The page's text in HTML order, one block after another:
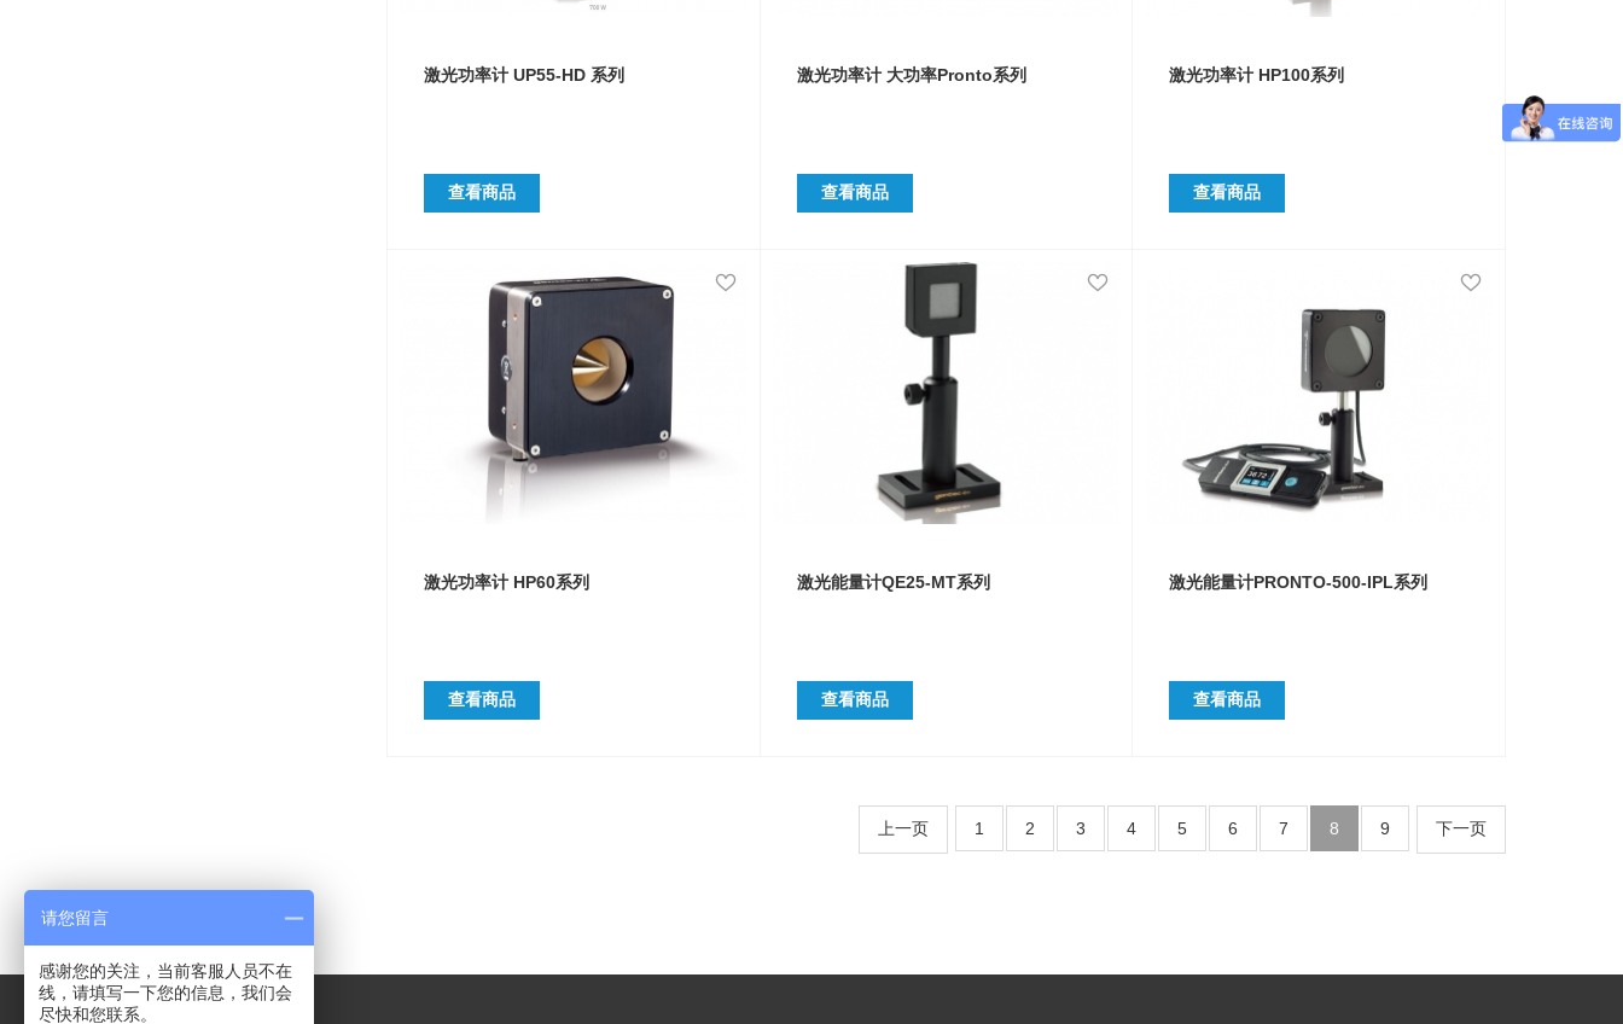
激光功率计 UP55-HD 系列
查看商品
激光功率计 大功率Pronto系列
查看商品
激光功率计 HP100系列
查看商品
激光功率计 HP60系列
查看商品
激光能量计QE25-MT系列
查看商品
激光能量计PRONTO-500-IPL系列
查看商品
上一页 1 2 3 4 5 6 7 8 9 下一页
请您留言
感谢您的关注，当前客服人员不在
线，请填写一下您的信息，我们会
尽快和您联系。